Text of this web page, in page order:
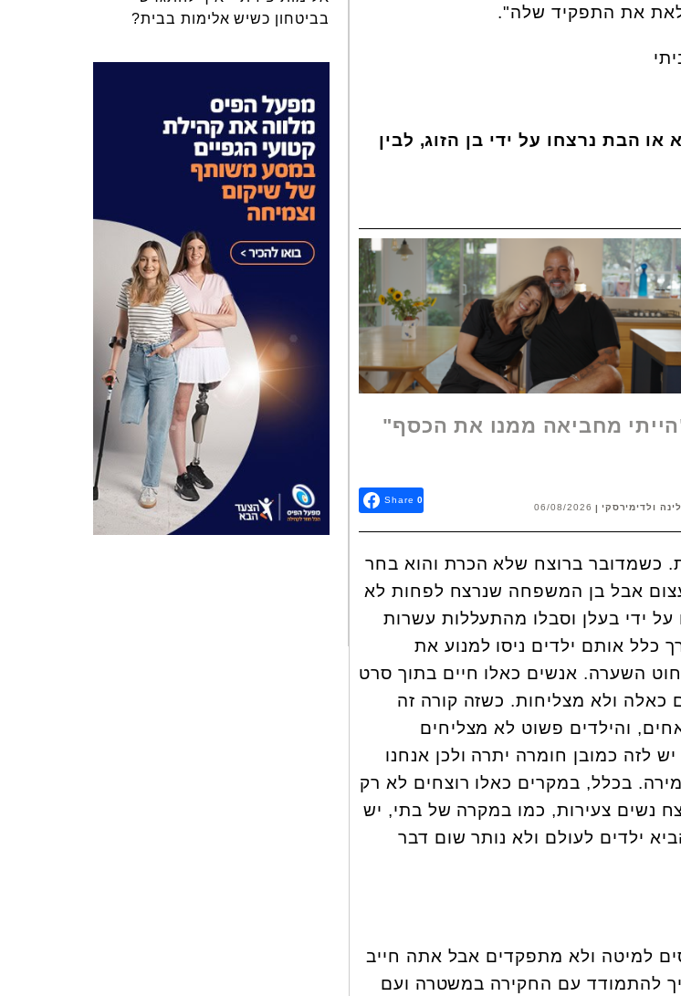
את התפקיד שלה".
הבת נרצחו על ידי בן הזוג, לבין
מחביאה ממנו את הכסף"
ולדימירסקי 06/08/2026
Share 0
כשמדובר ברוצח שלא הכרת והוא בחר
אבל בן המשפחה שנרצח לפחות לא
ידי בעלן וסבלו מהתעללות עשרות
כלל אותם ילדים ניסו למנוע את
חוט השערה. אנשים כאלו חיים בתוך סרט
כאלה ולא מצליחות. כשזה קורה זה
והילדים פשוט לא מצליחים
כמובן חומרה יתרה ולכן אנחנו
בכלל, במקרים כאלו רוצחים לא רק
צעירות, כמו במקרה של בתי, יש
ילדים לעולם ולא נותר שום דבר
למיטה ולא מתפקדים אבל אתה חייב
להתמודד עם החקירה במשטרה ועם
בביטחון כשיש אלימות בבית?